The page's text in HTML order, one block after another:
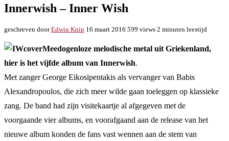
Innerwish – Inner Wish
geschreven doorEdwin Knip 16 maart 2016 599 views 2 minuten leestijd
Meedogenloze melodische metal uit Griekenland,
hier is het vijfde album van Innerwish.
Met zanger George Eikosipentakis als vervanger van Babis
Alexandropoulos, die zich meer wilde gaan toeleggen op klassieke
zang. De band had zijn visitekaartje al afgegeven met de
voorgaande vier albums, en voorafgaand aan de release van het
nieuwe album konden de fans vast wennen aan de stem van